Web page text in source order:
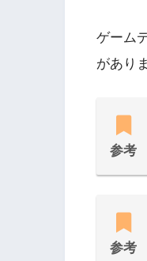
ゲーム
があり
参考
参考